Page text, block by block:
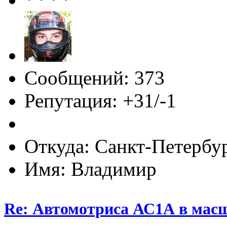
Сообщений: 373
Репутация: +31/-1
Откуда: Санкт-
Имя: Владимир
Re: Автомотриса АС1А в